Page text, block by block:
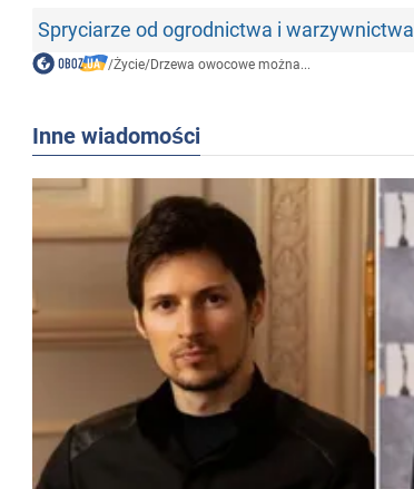
Spryciarze od ogrodnictwa i warzywnictwa
/Życie/Drzewa owocowe można...
Inne wiadomości